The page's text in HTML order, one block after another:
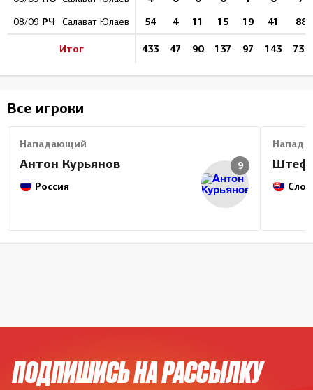
08/09 РЧ Салават Юлаев 54 4 11 15 19 41 88
Итог 433 47 90 137 97 143 733
Все игроки
Нападающий
Антон Курьянов
Россия
9
ПОДПИШИСЬ НА РАССЫЛКУ